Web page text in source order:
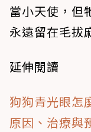
當小天使，但
永遠留在毛拔
延伸閱讀
狗狗青光眼怎
原因、治療與